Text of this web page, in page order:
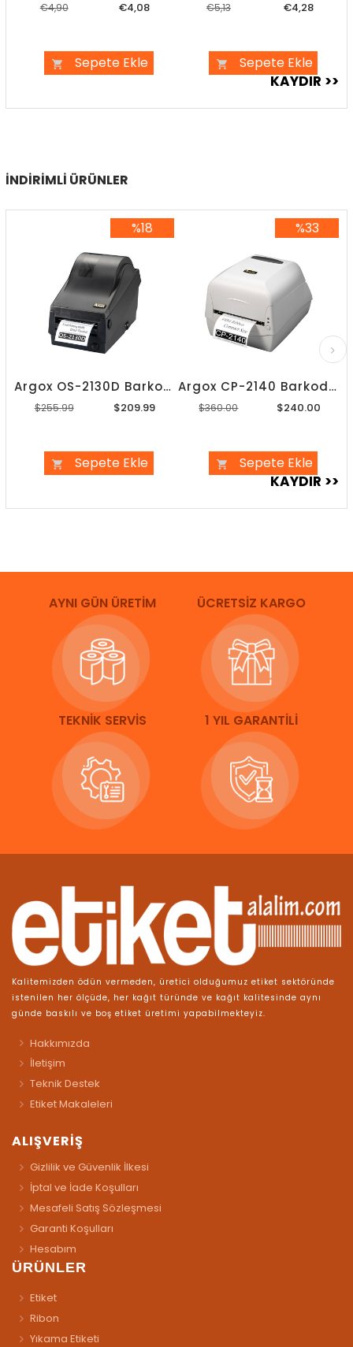
€4,08
€4,90
Sepete Ekle
€4,28
€5,13
Sepete Ekle
İNDIRIMLI ÜRÜNLER
Argox OS-2130D Barkod Yazıcı
$209.99
$255.99
Sepete Ekle
%18
Argox CP-2140 Barkod Yazıcı
$240.00
$360.00
Sepete Ekle
%33
AYNI GÜN ÜRETİM ÜCRETSİZ KARGO
TEKNİK SERVİS 1 YIL GARANTİLİ
Kalitemizden ödün vermeden, üretici olduğumuz etiket sektöründe
istenilen her ölçüde, her kağıt türünde ve kağıt kalitesinde aynı
günde baskılı ve boş etiket üretimi yapabilmekteyiz.
Hakkımızda
İletişim
Teknik Destek
Etiket Makaleleri
ALIŞVERİŞ
Gizlilik ve Güvenlik İlkesi
İptal ve İade Koşulları
Mesafeli Satış Sözleşmesi
Garanti Koşulları
Hesabım
ÜRÜNLER
Etiket
Ribon
Yıkama Etiketi